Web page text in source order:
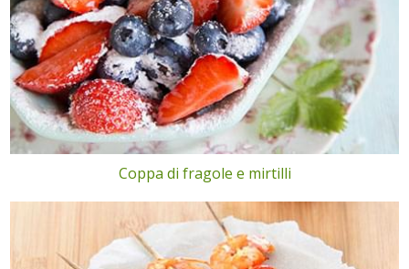
Coppa di fragole e mirtilli